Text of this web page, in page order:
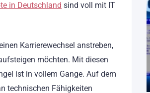
in Deutschland sind voll mit IT
Karrierewechsel anstreben,
möchten. Mit diesen
ist in vollem Gange. Auf dem
technischen Fähigkeiten